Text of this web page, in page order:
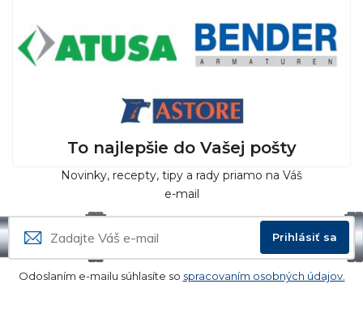
To najlepšie do Vašej pošty
Novinky, recepty, tipy a rady priamo na Váš
e-mail
Prihlásiť sa
Odoslaním e-mailu súhlasíte so spracovaním osobných údajov.